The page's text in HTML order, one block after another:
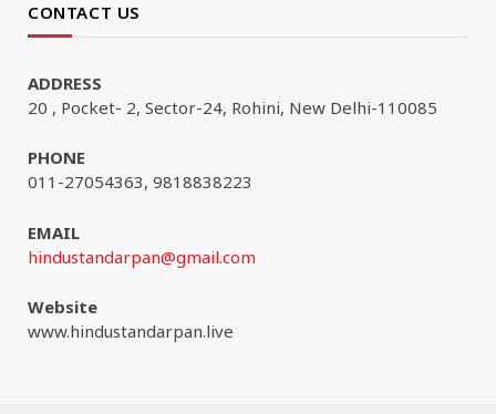
CONTACT US
ADDRESS
20 , Pocket- 2, Sector-24, Rohini, New Delhi-110085
PHONE
011-27054363, 9818838223
EMAIL
hindustandarpan@gmail.com
Website
www.hindustandarpan.live